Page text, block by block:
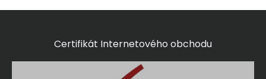
Certifikát Internetového obchodu